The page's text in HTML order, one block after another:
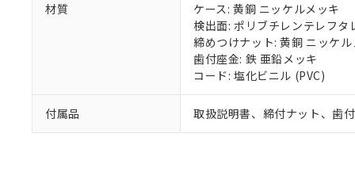
材質
ケース: 黄銅 ニッケルメッキ
検出面: ポリブチレンテレフタ
締めつけナット: 黄銅 ニッケル
歯付座金: 鉄 亜鉛メッキ
コード: 塩化ビニル (PVC)
付属品 取扱説明書、締付ナット、歯